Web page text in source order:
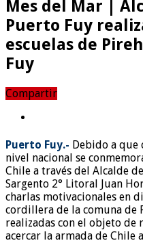
Mes del Mar |
Puerto Fuy
escuelas de
Fuy
Compartir
Puerto Fuy.- Debido a que
nivel nacional se
Chile a través del Alcalde
Sargento 2° Litoral Juan
charlas motivacionales en
cordillera de la comuna de
realizadas con el objeto de
acercar la armada de Chile